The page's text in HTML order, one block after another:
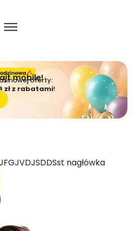
mobile!
oferty:
zł z rabatami!
nagłówka